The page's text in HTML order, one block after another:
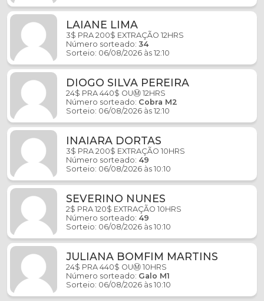
LAIANE LIMA
3$ PRA 200$ EXTRAÇÃO 12HRS
Número sorteado: 34
Sorteio: 06/08/2026 às 12:10
DIOGO SILVA PEREIRA
24$ PRA 440$ OUⓂ️ 12HRS
Número sorteado: Cobra M2
Sorteio: 06/08/2026 às 12:10
INAIARA DORTAS
3$ PRA 200$ EXTRAÇÃO 10HRS
Número sorteado: 49
Sorteio: 06/08/2026 às 10:10
SEVERINO NUNES
2$ PRA 120$ EXTRAÇÃO 10HRS
Número sorteado: 49
Sorteio: 06/08/2026 às 10:10
JULIANA BOMFIM MARTINS
24$ PRA 440$ OUⓂ️ 10HRS
Número sorteado: Galo M1
Sorteio: 06/08/2026 às 10:10